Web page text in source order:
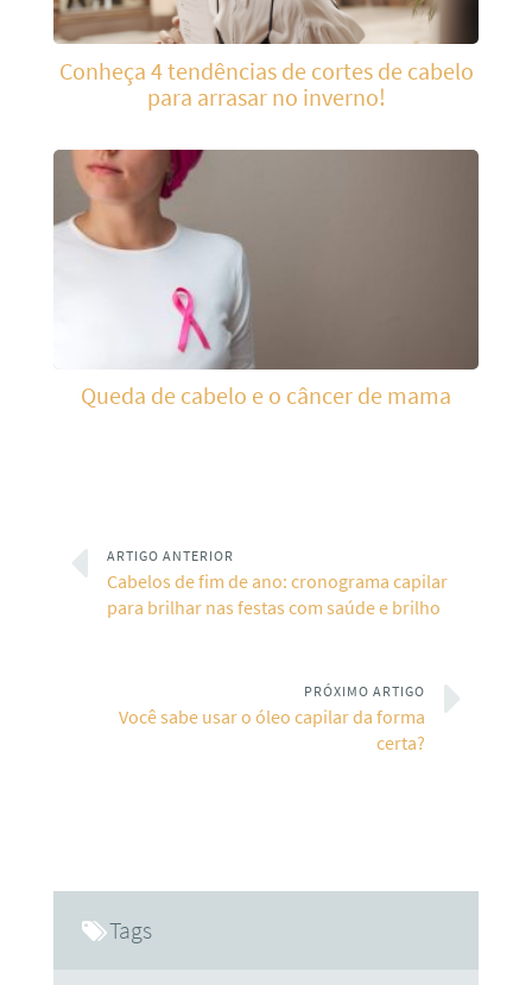
Conheça 4 tendências de cortes de cabelo
para arrasar no inverno!
Queda de cabelo e o câncer de mama
ARTIGO ANTERIOR
Cabelos de fim de ano: cronograma capilar
para brilhar nas festas com saúde e brilho
PRÓXIMO ARTIGO
Você sabe usar o óleo capilar da forma
certa?
Tags